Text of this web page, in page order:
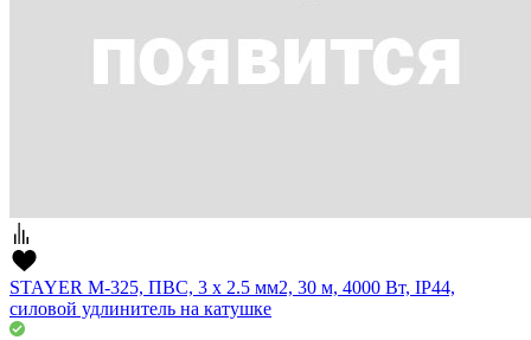
STAYER М-325, ПВС, 3 х 2.5 мм2, 30 м, 4000 Вт, IP44,
силовой удлинитель на катушке